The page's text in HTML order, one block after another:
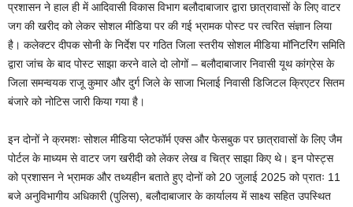
प्रशासन ने हाल ही में आदिवासी विकास विभाग बलौदाबाजार द्वारा छात्रावासों के लिए वाटर
जग की खरीद को लेकर सोशल मीडिया पर की गई भ्रामक पोस्ट पर त्वरित संज्ञान लिया
है। कलेक्टर दीपक सोनी के निर्देश पर गठित जिला स्तरीय सोशल मीडिया मॉनिटरिंग समिति
द्वारा जांच के बाद पोस्ट साझा करने वाले दो लोगों – बलौदाबाजार निवासी यूथ कांग्रेस के
जिला समन्वयक राजू कुमार और दुर्ग जिले के साजा भिलाई निवासी डिजिटल क्रिएटर सितम
बंजारे को नोटिस जारी किया गया है।
इन दोनों ने क्रमशः सोशल मीडिया प्लेटफॉर्म एक्स और फेसबुक पर छात्रावासों के लिए जैम
पोर्टल के माध्यम से वाटर जग खरीदी को लेकर लेख व चित्र साझा किए थे। इन पोस्ट्स
को प्रशासन ने भ्रामक और तथ्यहीन बताते हुए दोनों को 20 जुलाई 2025 को प्रातः 11
बजे अनुविभागीय अधिकारी (पुलिस), बलौदाबाजार के कार्यालय में साक्ष्य सहित उपस्थित